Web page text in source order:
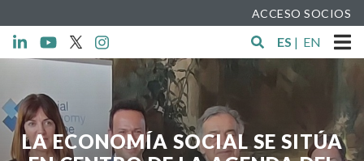
ACCESO SOCIOS
ES | EN
LA ECONOMÍA SOCIAL SE SITÚA